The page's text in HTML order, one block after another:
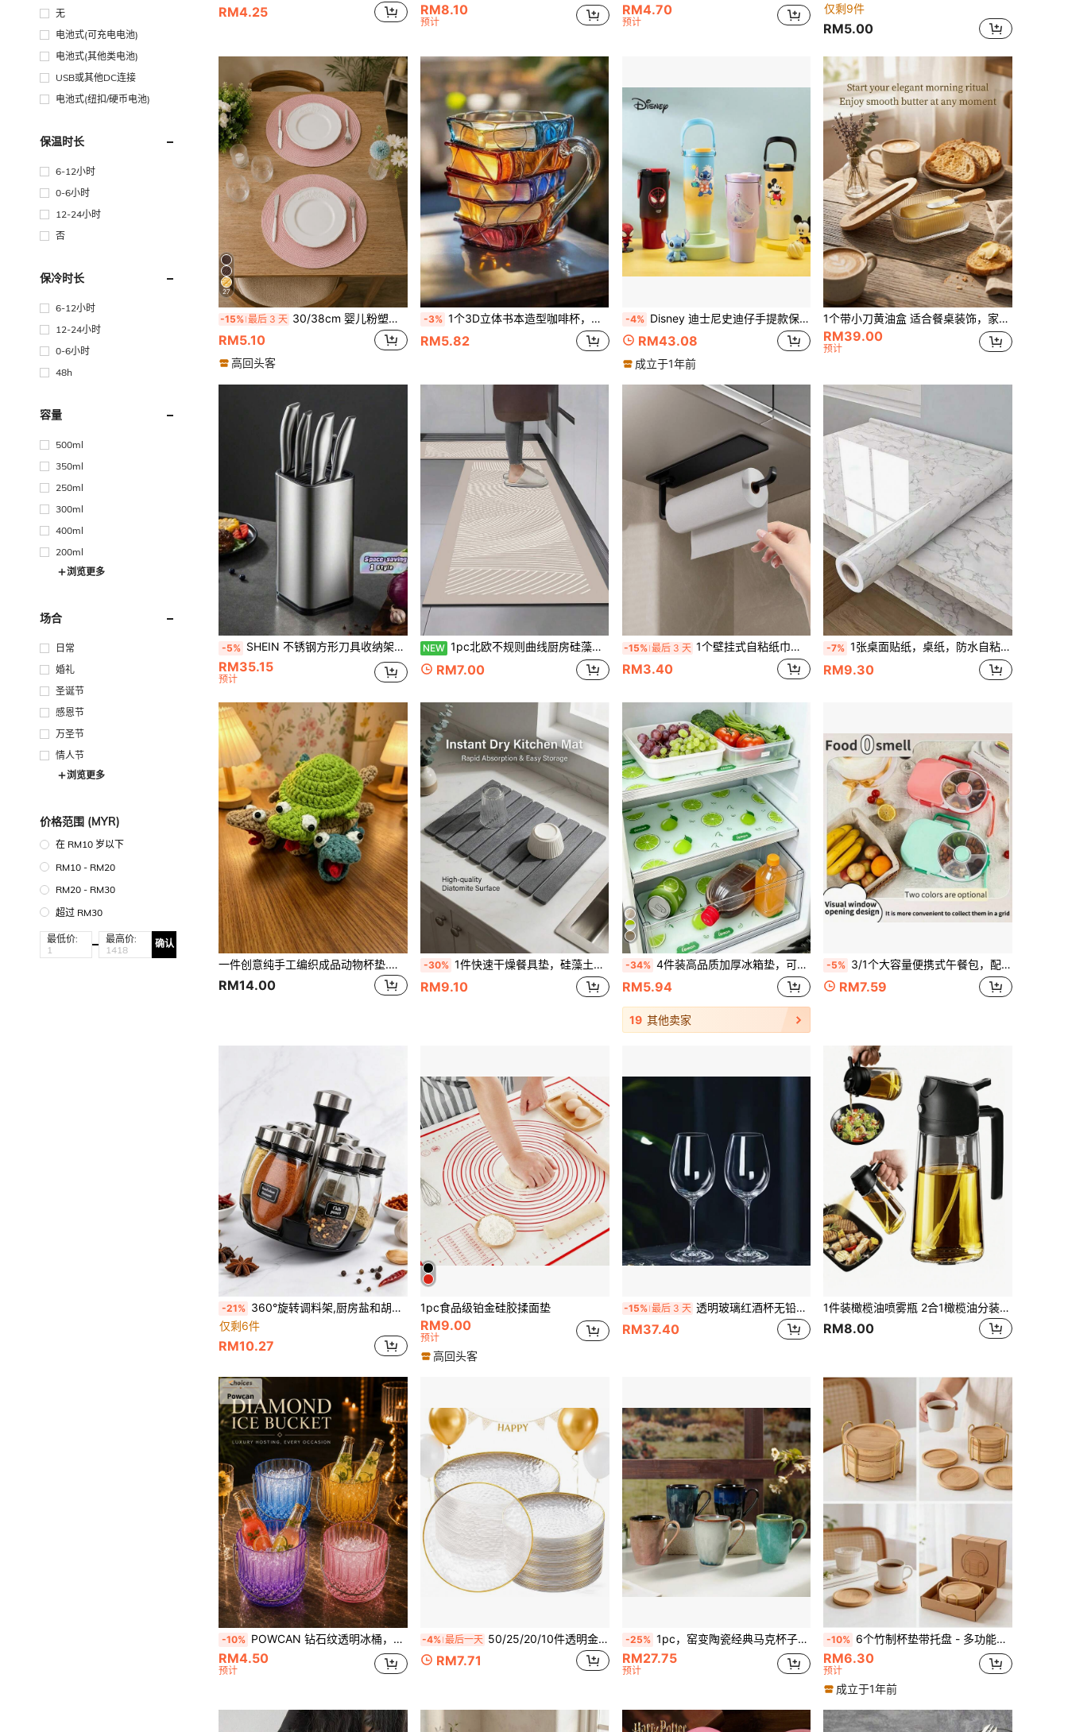
无
电池式(可充电电池)
电池式(其他类电池)
USB或其他DC连接
电池式(纽扣/硬币电池)
保温时长
6-12小时
0-6小时
12-24小时
否
保冷时长
6-12小时
12-24小时
0-6小时
48h
容量
500ml
350ml
250ml
300ml
400ml
200ml
浏览更多
场合
日常
婚礼
圣诞节
感恩节
万圣节
情人节
浏览更多
价格范围 (MYR)
在 RM10 岁以下
RM10 - RM20
RM20 - RM30
超过 RM30
最低价: 最高价: 确认
RM4.25 RM8.10
预计
RM4.70
预计
仅剩9件
RM5.00
27
-15% 最后 3 天 30/38cm 婴儿粉塑料手工编织餐垫，12cm杯垫，圆形编织餐垫，隔热餐垫，装饰性餐垫，多种颜色可选，桌垫，防皱餐垫，适用于生日、圣诞节、万圣节
RM5.10
高回头客
-3% 1个3D立体书本造型咖啡杯，叠层书本玻璃杯，适用于咖啡、茶、牛奶和热饮，艺术文学设计，适合读者、作家和爱书人士，独特创意桌面杯，适用于办公室、家庭、书房和图书馆，透明耐热玻璃咖啡杯，带把手，是送给书虫、学生和教师的完美礼物。
RM5.82
-4% Disney 迪士尼史迪仔手提款保冷保温杯学生专用不锈钢大容量冰霸杯便携防摔直饮带吸管保温水杯巨无霸车载水杯 900ml
RM43.08
成立于1年前
1个带小刀黄油盒 适合餐桌装饰，家庭和厨房用餐盘 适合餐桌装饰，家庭和厨房用餐盘
RM39.00
预计
-5% SHEIN 不锈钢方形刀具收纳架，厨房用具架，刀架
RM35.15
预计
NEW 1pc北欧不规则曲线厨房硅藻泥地毯，橡胶柔韧耐用，3.5mm可裁剪，兼具吸水防滑与装饰效果，适配白色橱柜治愈系厨房家装。
RM7.00
-15% 最后 3 天 1个壁挂式自粘纸巾架，可安装在橱柜下方，带保鲜膜分发器收纳架，省空间坚固时尚收纳器，适用于家庭厨房、浴室和房车厨房装饰的多场景配件
RM3.40
-7% 1张桌面贴纸，桌纸，防水自粘壁纸，大理石纹桌面贴纸，适用于书桌、餐桌、咖啡桌翻新
RM9.30
一件创意纯手工编织成品动物杯垫.搞怪的有趣的两种形状.非常适合手工艺爱好者适合家居装饰与赠送他人的小礼品
RM14.00
-30% 1件快速干燥餐具垫，硅藻土沥水垫，吸水厨房台面收纳垫，可卷曲餐具干燥架，防滑水槽侧边垫。
RM9.10
-34% 4件装高品质加厚冰箱垫，可水洗重复使用，EVA材质，创新花纹，适用于冰箱和厨房装饰，厨房必需品/工具/用品/配件，夏季
RM5.94
19 其他卖家
-5% 3/1个大容量便携式午餐包，配有旋转式容器，适合装零食，以及带密封隔层的旋转水果托盘，可装干果，返校季必备单品
RM7.59
-21% 360°旋转调料架,厨房盐和胡椒罐,茶咖啡糖罐,6罐调料收纳架塔式套装,带6个玻璃调料补充容器罐,适用于橱柜台面厨房烹饪(不含调料)
仅剩6件
RM10.27
1pc食品级铂金硅胶揉面垫
RM9.00
预计
高回头客
-15% 最后 3 天 透明玻璃红酒杯无铅加厚酒杯酒具家用情侣杯晶莹创意酒店杯2只装
RM37.40
1件装橄榄油喷雾瓶 2合1橄榄油分装喷雾器 适用于空气炸锅、沙拉和烧烤 黑色油喷雾瓶 适合户外烧烤和厨房使用 适用于油、水、烤架 分量喷雾瓶
RM8.00
-10% POWCAN 钻石纹透明冰桶，不锈钢手柄，大容量透明饮料冷却桶，适用于苏打水、果汁、无酒精鸡尾酒、冷饮，派对、酒吧、咖啡馆布置、家庭聚会、甜点桌装饰，可重复使用盛放桶，派对必需品
RM4.50
预计
-4% 最后一天 50/25/20/10件透明金边餐盘/托盘套装、7.5英寸/10.25英寸可重复使用餐盘、食物托盘、水果和小吃拼盘、甜点和沙拉盘、奶酪和糖果托盘、派对、婚礼、生日、野餐、节日活动的多用途餐具，易于清洁耐用，适合家庭和活动的优雅餐桌布置。plastik teller，servierplatte，kuchen platte，deko，tablett serviertablett，service plate，kalas，fest，bröllop，papptallrikar
RM7.71
-25% 1pc，窑变陶瓷经典马克杯子，复古奢华，窑变特色：你手中颜色的花纹世界上只有一个，适用于日常、咖啡馆、派对等众多场景，母亲节礼物，微波炉烤箱洗碗机都可以使用
RM27.75
预计
-10% 6个竹制杯垫带托盘 - 多功能适用于大杯、高脚杯、咖啡杯、多肉植物垫 天然木质饮料杯垫 适用于家庭厨房酒吧装饰
RM6.30
预计
成立于1年前